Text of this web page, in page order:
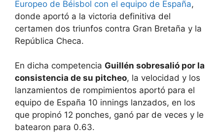
Europeo de Béisbol con el equipo de España,
donde aportó a la victoria definitiva del
certamen dos triunfos contra Gran Bretaña y la
República Checa.
En dicha competencia Guillén sobresalió por la
consistencia de su pitcheo, la velocidad y los
lanzamientos de rompimientos aportó para el
equipo de España 10 innings lanzados, en los
que propinó 12 ponches, ganó par de veces y le
batearon para 0.63.